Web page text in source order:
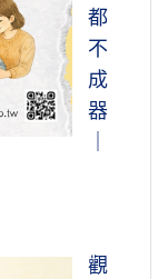
都
不
成
器
觀